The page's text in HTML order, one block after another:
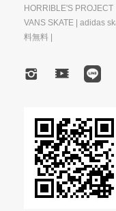
HORRIBLE'S
VANS SKATE | adidas
料無料 |